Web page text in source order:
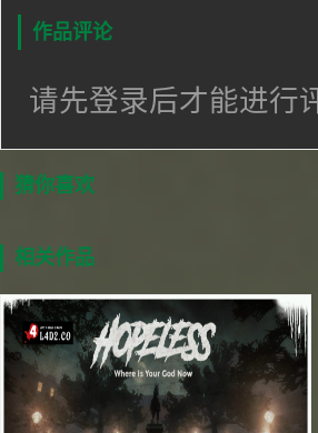
作品评论
请先登录后才能进行
猜你喜欢
相关作品